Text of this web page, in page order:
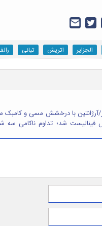
الجزایر اتریش تبانی
آرژانتین با درخشش مسی و کامبک
فینالیست شد؛ تداوم ناکامی سه